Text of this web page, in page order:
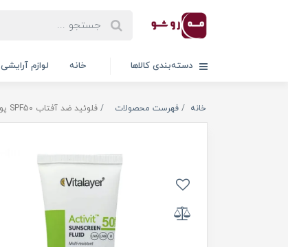
دسته‌بندی کالاها خانه لوازم آرایشی
خانه فهرست محصولات فلوئید ضد آفتاب SPF50 پوست چرب ویتالیر مدل اکتی ویت در 3 رنگ حجم 50 میلی لیتر